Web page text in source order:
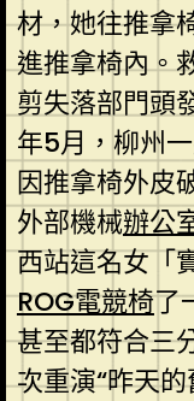
材，她往推拿
進推拿椅內。
剪失落部門頭
年5月，柳州
因推拿椅外皮
外部機械辦公
西站這名女「
ROG電競椅了
甚至都符合三
次重演“昨天